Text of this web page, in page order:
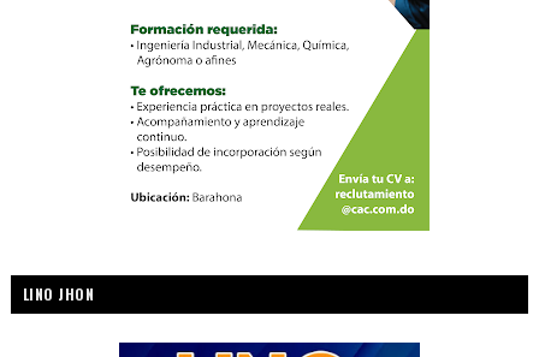
LINO JHON